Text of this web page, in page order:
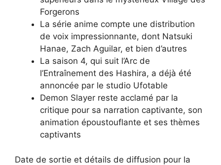
Forgerons
La série anime compte une distribution
de voix impressionnante, dont Natsuki
Hanae, Zach Aguilar, et bien d’autres
La saison 4, qui suit l’Arc de
l’Entraînement des Hashira, a déjà été
annoncée par le studio Ufotable
Demon Slayer reste acclamé par la
critique pour sa narration captivante, son
animation époustouflante et ses thèmes
captivants
Date de sortie et détails de diffusion pour la